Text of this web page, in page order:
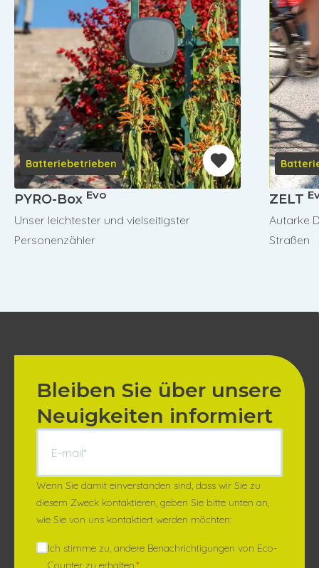
Batteriebetrieben
PYRO-Box Evo
Unser leichtester und vielseitigster
Personenzähler
ZELT
Autarke
Straßen
Bleiben Sie über unsere
Neuigkeiten informiert
Wenn Sie damit einverstanden sind, dass wir Sie zu
diesem Zweck kontaktieren, geben Sie bitte unten an,
wie Sie von uns kontaktiert werden möchten:
Ich stimme zu, andere Benachrichtigungen von Eco-
Counter zu erhalten.*